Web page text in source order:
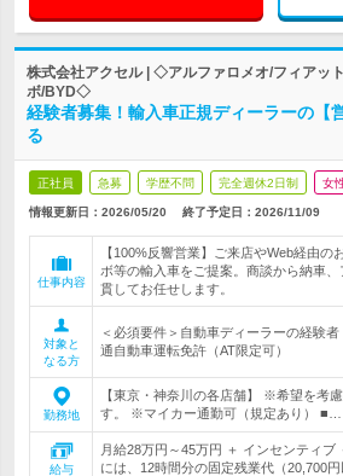
株式会社アクセル | ◇アルファロメオ/フィアッ
ボ/BYD◇
経験者募集！輸入車正規ディーラーの【
る
正社員 急募 学歴不問 完全週休2日制 女
情報更新日：2026/05/20 終了予定日： 2026/11/09
仕事内容
【100%反響営業】ご来店やWeb経由の
ボ等の輸入車をご提案。商談から納車
貫してお任せします。
対象と
なる方
＜必須要件＞自動車ディーラーの経験
通自動車運転免許（AT限定可）
勤務地
【東京・神奈川の各店舗】 ※希望を考
す。 ※マイカー通勤可（規定あり） ■…
給与
月給28万円～45万円 ＋ インセンティ
には、12時間分の固定残業代（20,700円